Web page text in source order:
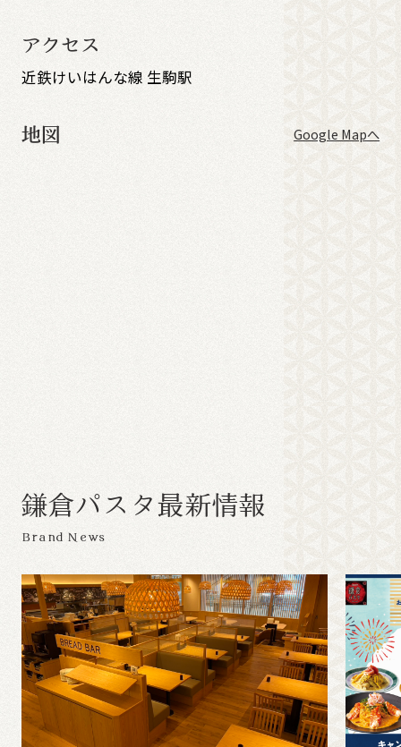
アクセス
近鉄けいはんな線 生駒駅
地図 Google Mapへ
鎌倉パ ス タ最新情報
Brand News